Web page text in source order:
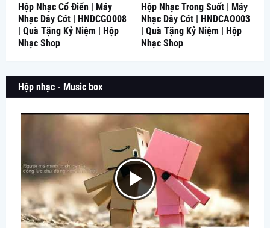
Hộp Nhạc Cổ Điển | Máy
Nhạc Dây Cót | HNDCGO008
| Quà Tặng Kỷ Niệm | Hộp
Nhạc Shop
Hộp Nhạc Trong Suốt | Máy
Nhạc Dây Cót | HNDCAO003
| Quà Tặng Kỷ Niệm | Hộp
Nhạc Shop
Hộp nhạc - Music box